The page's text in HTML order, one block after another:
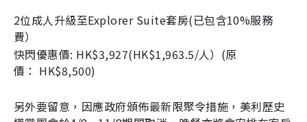
2位成人升級至Explorer Suite套房(已包含10%服務
費）
快閃優惠價: HK$3,927(HK$1,963.5/人）(原
價： HK$8,500)
另外要留意，因應政府頒佈最新限聚令措施，美利歷史